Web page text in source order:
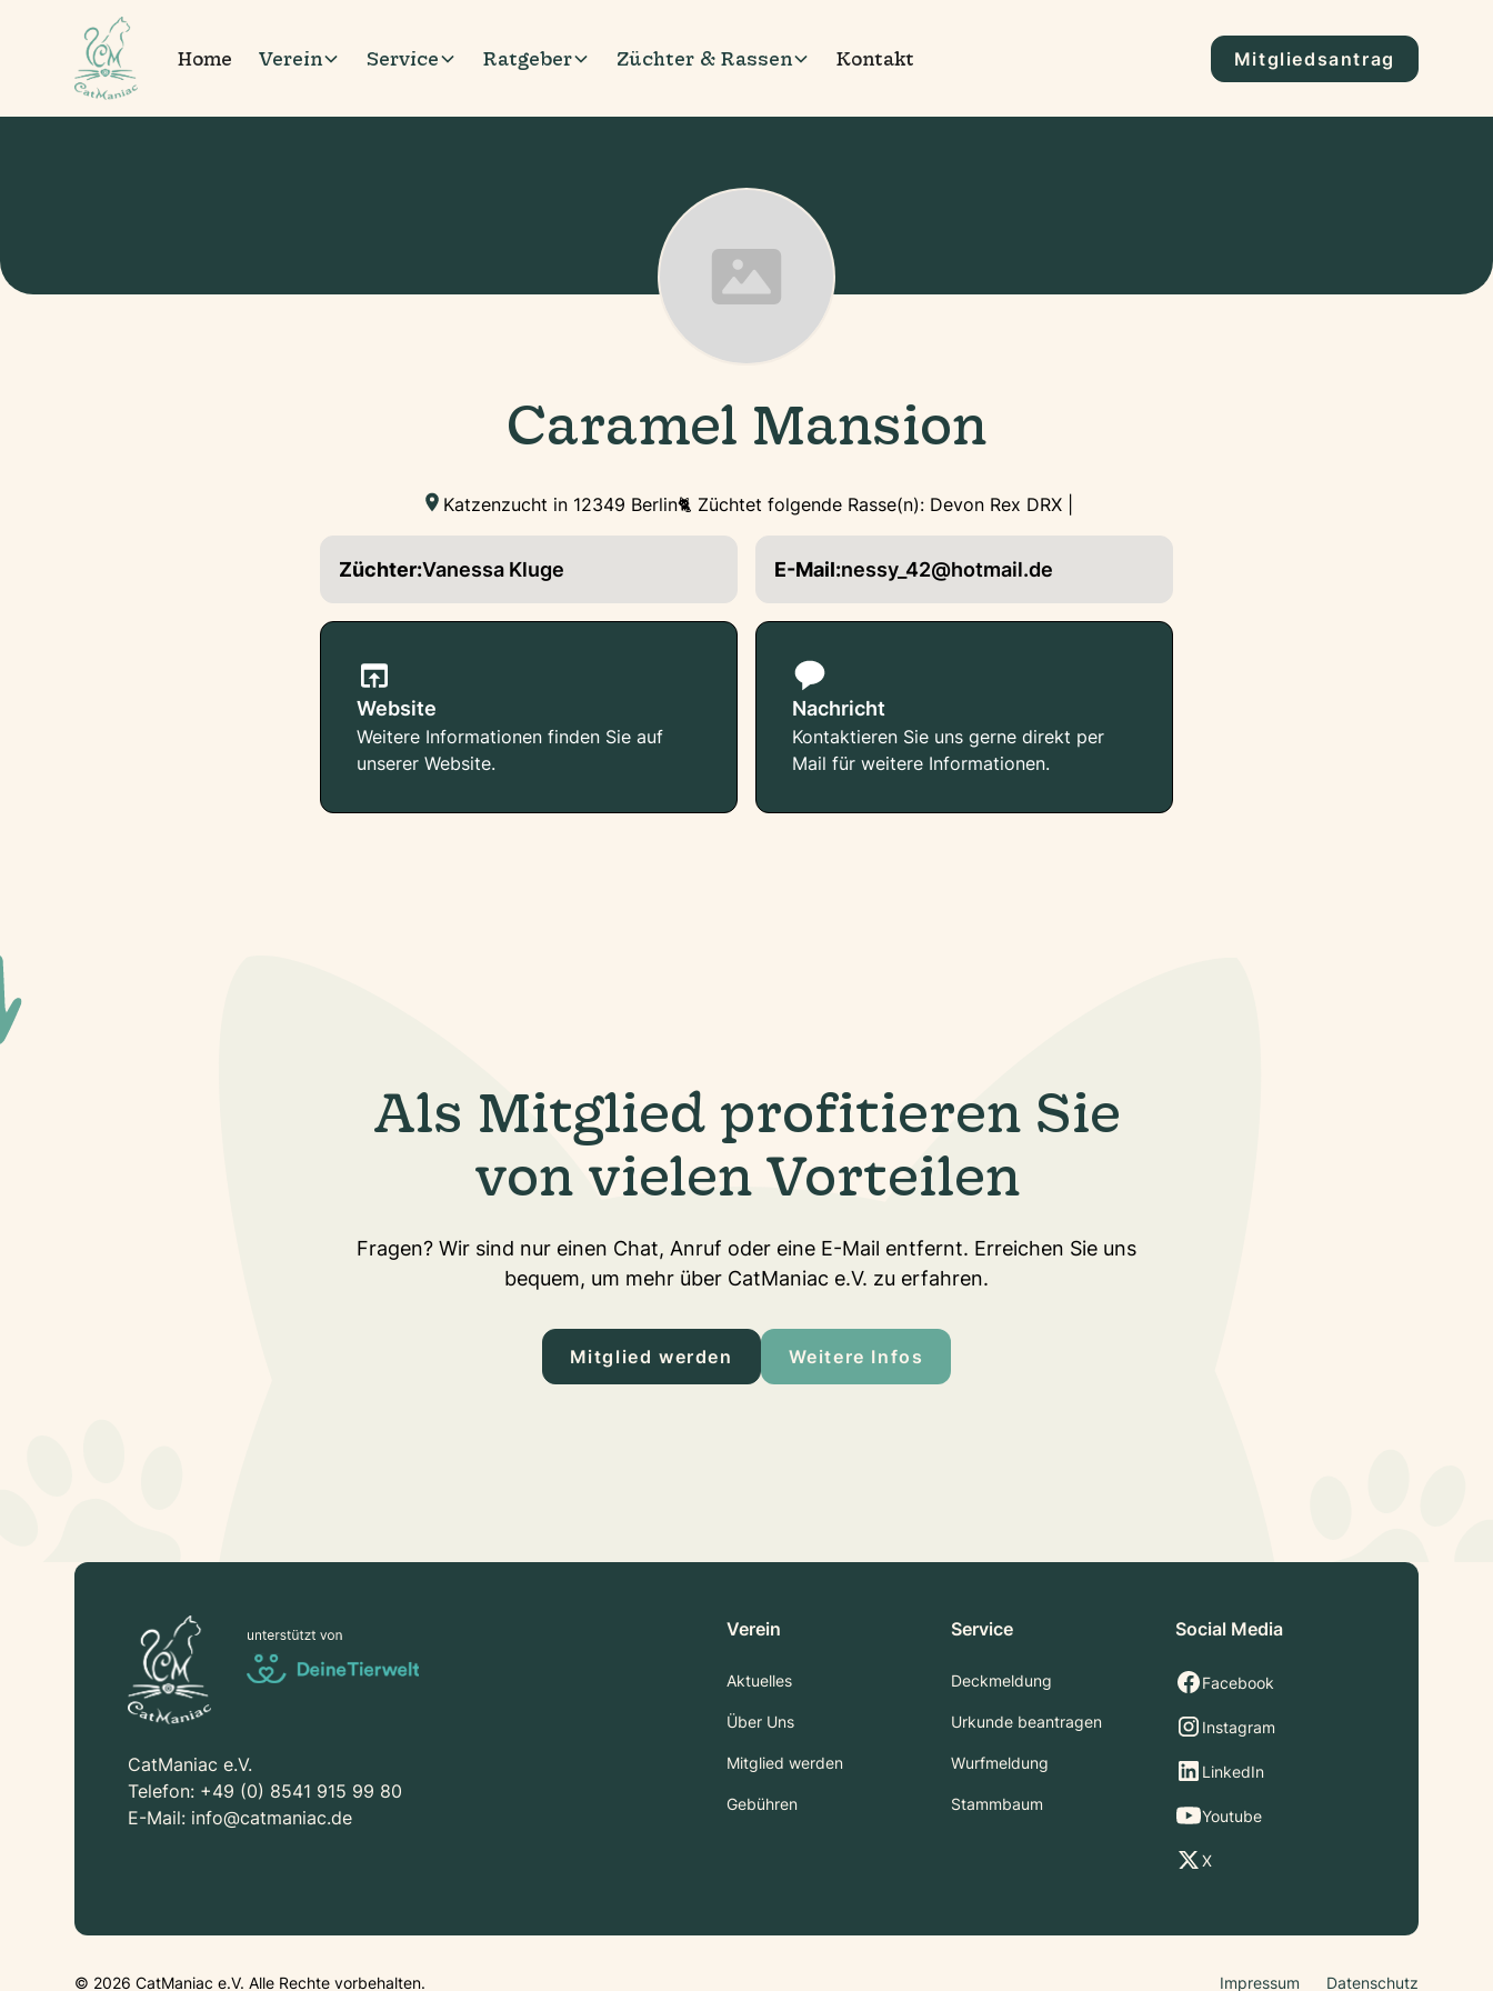
Home Verein Service Ratgeber Züchter & Rassen Kontakt Mitgliedsantrag
Caramel Mansion
Katzenzucht in 12349 Berlin🐈 Züchtet folgende Rasse(n): Devon Rex DRX |
Züchter:Vanessa Kluge E-Mail:nessy_42@hotmail.de
Website
Weitere Informationen finden Sie auf
unserer Website.
Nachricht
Kontaktieren Sie uns gerne direkt per
Mail für weitere Informationen.
Als Mitglied profitieren Sie
von vielen Vorteilen
Fragen? Wir sind nur einen Chat, Anruf oder eine E-Mail entfernt. Erreichen Sie uns
bequem, um mehr über CatManiac e.V. zu erfahren.
Mitglied werden Weitere Infos
CatManiac e.V.
Telefon: +49 (0) 8541 915 99 80
E-Mail: info@catmaniac.de
Verein
Aktuelles
Über Uns
Mitglied werden
Gebühren
Service
Deckmeldung
Urkunde beantragen
Wurfmeldung
Stammbaum
Social Media
Facebook
Instagram
LinkedIn
Youtube
X
© 2026 CatManiac e.V. Alle Rechte vorbehalten. Impressum Datenschutz